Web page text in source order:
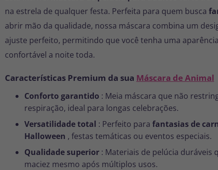
na estrela de qualquer festa. Perfeita para quem busca
abrir mão da qualidade, nossa máscara combina um
ajuste perfeito, permitindo que você tenha uma
confortável a noite toda.
Características Premium da sua Máscara de Animal
Conforto garantido : Meia máscara que não
respiração, ideal para longas celebrações.
Versatilidade total : Perfeito para fantasias de
Halloween , festas temáticas ou eventos especiais.
Qualidade superior : Materiais de pelúcia duráveis
maciez mesmo após múltiplos usos.